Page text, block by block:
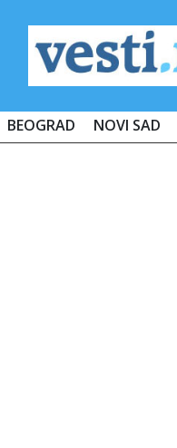
BEOGRAD NOVI SAD